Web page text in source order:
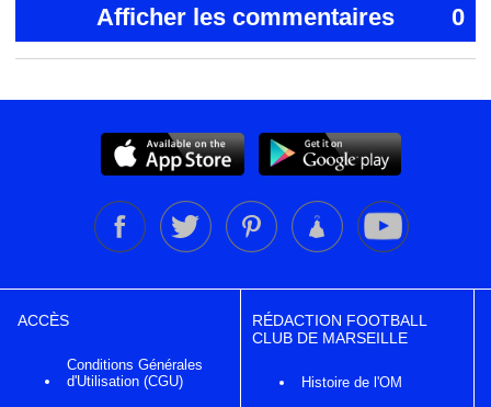
Afficher les commentaires 0
ACCÈS
Conditions Générales
d'Utilisation (CGU)
RÉDACTION FOOTBALL
CLUB DE MARSEILLE
Histoire de l'OM